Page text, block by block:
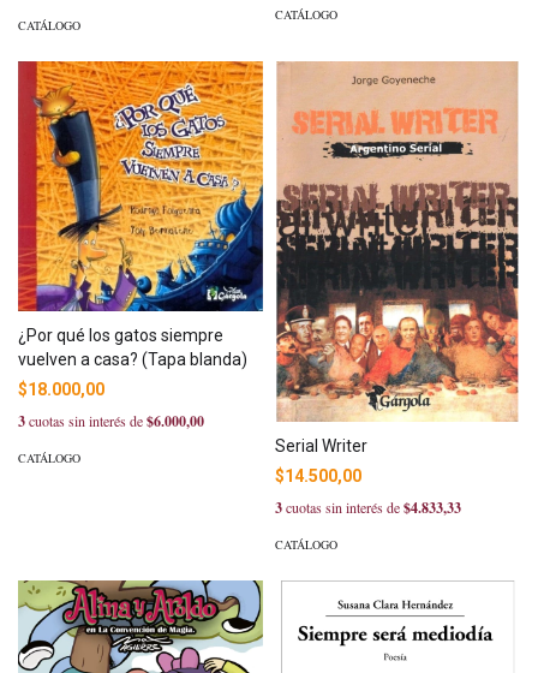
CATÁLOGO
CATÁLOGO
¿Por qué los gatos siempre
vuelven a casa? (Tapa blanda)
$18.000,00
3cuotas sin interés de$6.000,00
CATÁLOGO
Serial Writer
$14.500,00
3cuotas sin interés de$4.833,33
CATÁLOGO